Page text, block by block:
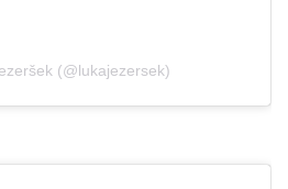
(@lukajezersek)